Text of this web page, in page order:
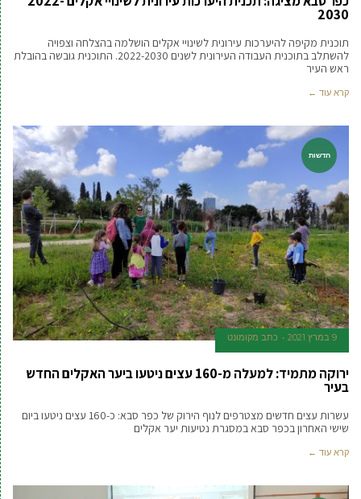
2030
תוכנית מקיפה להיערכות עירונית לשינויי אקלים הושלמה בהצלחה וצפויה
להשתלב בתוכנית העבודה העירונית לשנים 2022-2030. התוכנית גובשה בהובלת
ראש העיר
קרא עוד ←
חדשות
9 במרץ 2021 כתב מקומונט
ירוקה מתמיד: למעלה מ-160 עצים ניטעו ביער האקלים החדש
בעיר
עשרות עצים חדשים מצטרפים לנוף הירוק של כפר סבא: כ-160 עצים ניטעו ביום
שישי האחרון בכפר סבא במסגרת נטיעות יער אקלים
קרא עוד ←